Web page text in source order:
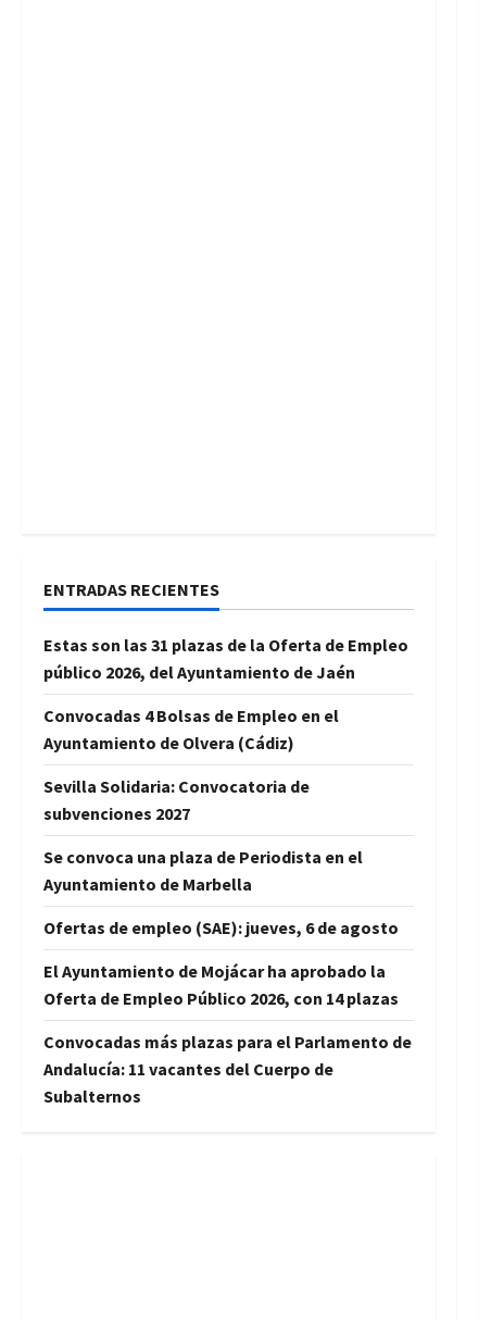
ENTRADAS RECIENTES
Estas son las 31 plazas de la Oferta de Empleo
público 2026, del Ayuntamiento de Jaén
Convocadas 4 Bolsas de Empleo en el
Ayuntamiento de Olvera (Cádiz)
Sevilla Solidaria: Convocatoria de
subvenciones 2027
Se convoca una plaza de Periodista en el
Ayuntamiento de Marbella
Ofertas de empleo (SAE): jueves, 6 de agosto
El Ayuntamiento de Mojácar ha aprobado la
Oferta de Empleo Público 2026, con 14 plazas
Convocadas más plazas para el Parlamento de
Andalucía: 11 vacantes del Cuerpo de
Subalternos